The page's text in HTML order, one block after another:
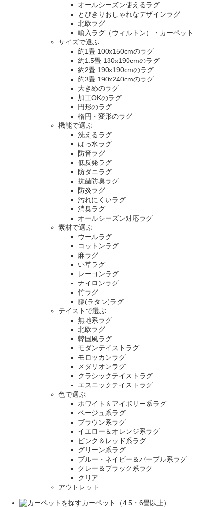
オールシーズン使えるラグ
とびきりおしゃれなデザインラグ
北欧ラグ
輸入ラグ（ウィルトン）・カーペット
サイズで選ぶ
約1畳 100x150cmのラグ
約1.5畳 130x190cmのラグ
約2畳 190x190cmのラグ
約3畳 190x240cmのラグ
大きめのラグ
加工OKのラグ
円形のラグ
楕円・変形のラグ
機能で選ぶ
洗えるラグ
はっ水ラグ
防音ラグ
低反発ラグ
防ダニラグ
抗菌防臭ラグ
防炎ラグ
汚れにくいラグ
消臭ラグ
オールシーズン対応ラグ
素材で選ぶ
ウールラグ
コットンラグ
麻ラグ
い草ラグ
レーヨンラグ
ナイロンラグ
竹ラグ
籐(ラタン)ラグ
テイストで選ぶ
無地系ラグ
北欧ラグ
韓国風ラグ
モダンテイストラグ
モロッカンラグ
メダリオンラグ
クラシックテイストラグ
エスニックテイストラグ
色で選ぶ
ホワイト＆アイボリー系ラグ
ベージュ系ラグ
ブラウン系ラグ
イエロー＆オレンジ系ラグ
ピンク＆レッド系ラグ
グリーン系ラグ
ブルー・ネイビー＆パープル系ラグ
グレー＆ブラック系ラグ
クリア
アウトレット
カーペット（4.5・6畳以上）